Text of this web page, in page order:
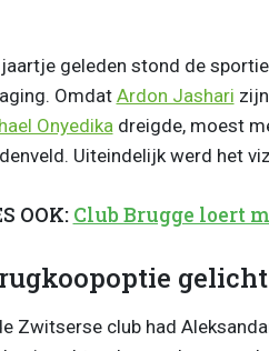
jaartje geleden stond de
OmdatArdon Jashari
Onyedika dreigde, moest
Uiteindelijk werd het
OOK: Club Brugge loert
gelicht
Zwitserse club had